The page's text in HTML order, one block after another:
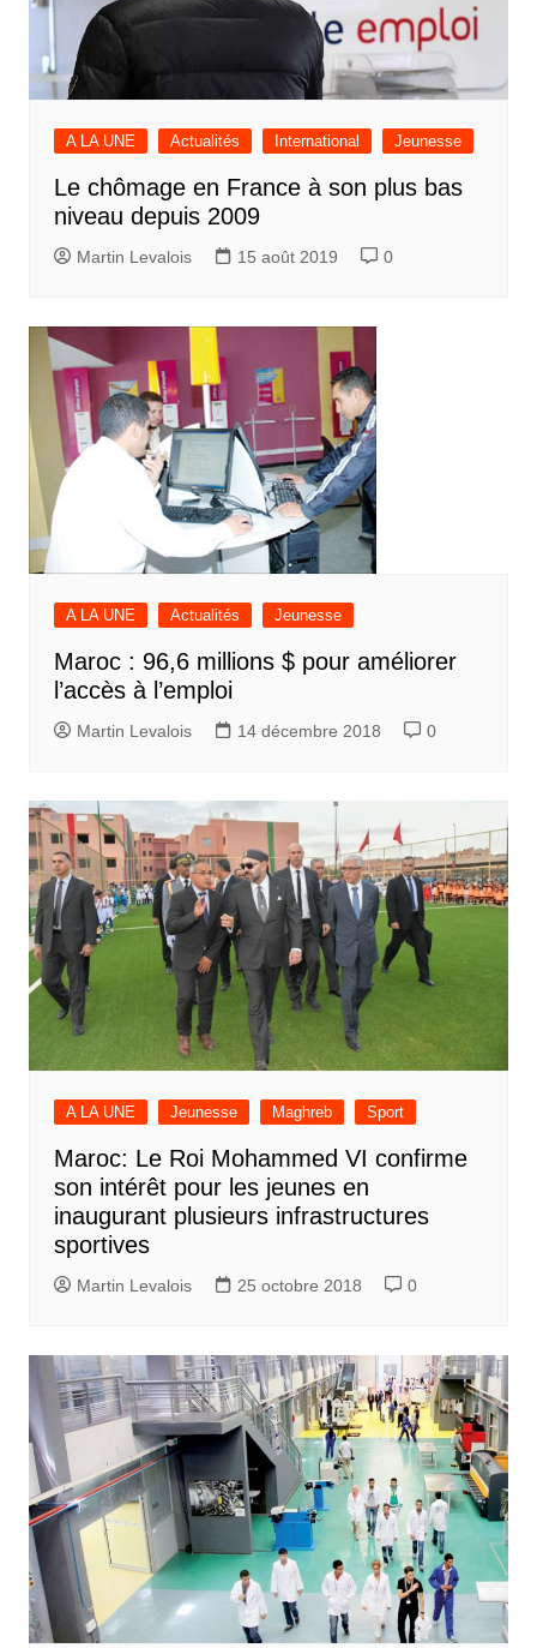
A LA UNE Actualités International Jeunesse
Le chômage en France à son plus bas
niveau depuis 2009
Martin Levalois 15 août 2019 0
A LA UNE Actualités Jeunesse
Maroc : 96,6 millions $ pour améliorer
l’accès à l’emploi
Martin Levalois 14 décembre 2018 0
A LA UNE Jeunesse Maghreb Sport
Maroc: Le Roi Mohammed VI confirme
son intérêt pour les jeunes en
inaugurant plusieurs infrastructures
sportives
Martin Levalois 25 octobre 2018 0